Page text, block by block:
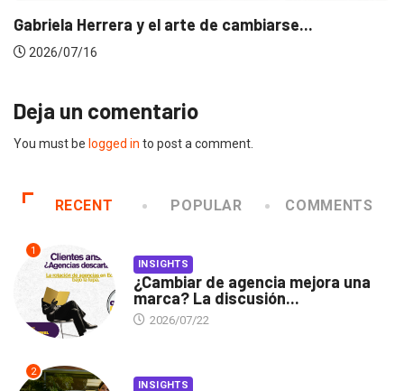
Gabriela Herrera y el arte de cambiarse...
2026/07/16
Deja un comentario
You must be logged in to post a comment.
RECENT POPULAR COMMENTS
1
INSIGHTS
¿Cambiar de agencia mejora una
marca? La discusión...
2026/07/22
2
INSIGHTS